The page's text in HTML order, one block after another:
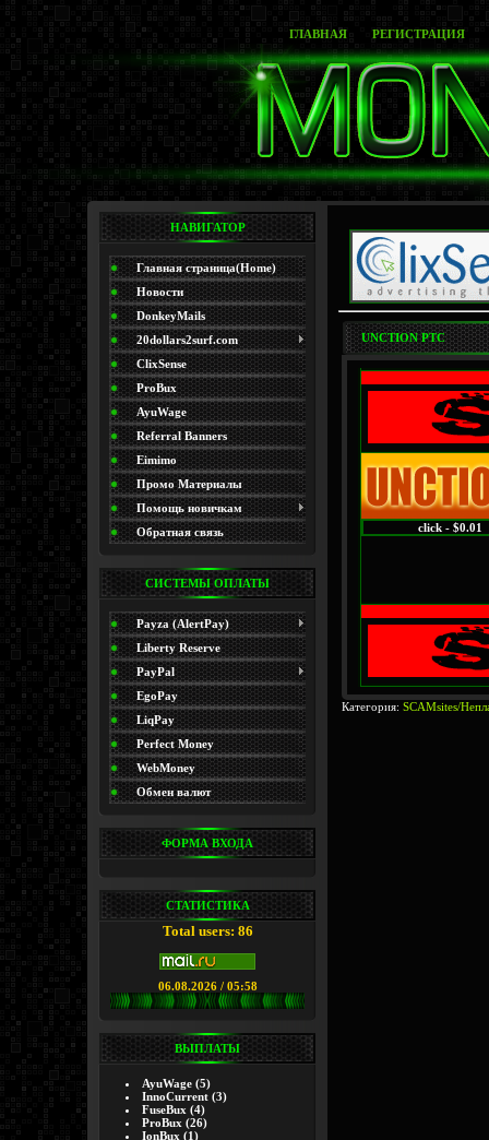
ГЛАВНАЯ РЕГИСТРАЦИЯ
НАВИГАТОР
Главная страница(Home)
Новости
DonkeyMails
20dollars2surf.com
ClixSense
ProBux
AyuWage
Referral Banners
Eimimo
Промо Материалы
(Promo)Помощь новичкам
Обратная связь
СИСТЕМЫ ОПЛАТЫ
Payza (AlertPay)
Liberty Reserve
PayPal
EgoPay
LiqPay
Perfect Money
WebMoney
Обмен валют
ФОРМА ВХОДА
СТАТИСТИКА
Total users: 86
06.08.2026 / 05:58
ВЫПЛАТЫ
AyuWage (5)
InnoCurrent (3)
FuseBux (4)
ProBux (26)
IonBux (1)
UNCTION PTC
click - $0.01
Категория: SCAMsites/